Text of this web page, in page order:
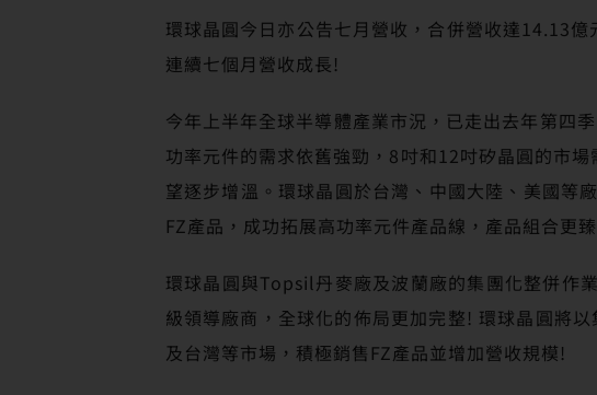
環球晶圓今日亦公告七月營收，合併營收達14.13
連續七個月營收成長!
今年上半年全球半導體產業市況，已走出去年第四
功率元件的需求依舊強勁，8吋和12吋矽晶圓的市
望逐步增溫。環球晶圓於台灣、中國大陸、美國等
FZ產品，成功拓展高功率元件產品線，產品組合更
環球晶圓與Topsil丹麥廠及波蘭廠的集團化整併作
級領導廠商，全球化的佈局更加完整! 環球晶圓將
及台灣等市場，積極銷售FZ產品並增加營收規模!